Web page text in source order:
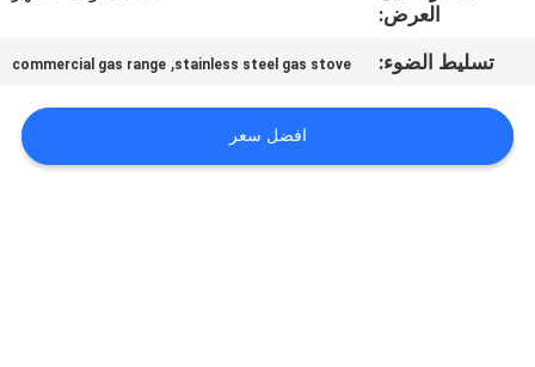
أخبار
العرض:
تسليط الضوء: stainless steel gas stove
,
commercial gas range
افضل سعر